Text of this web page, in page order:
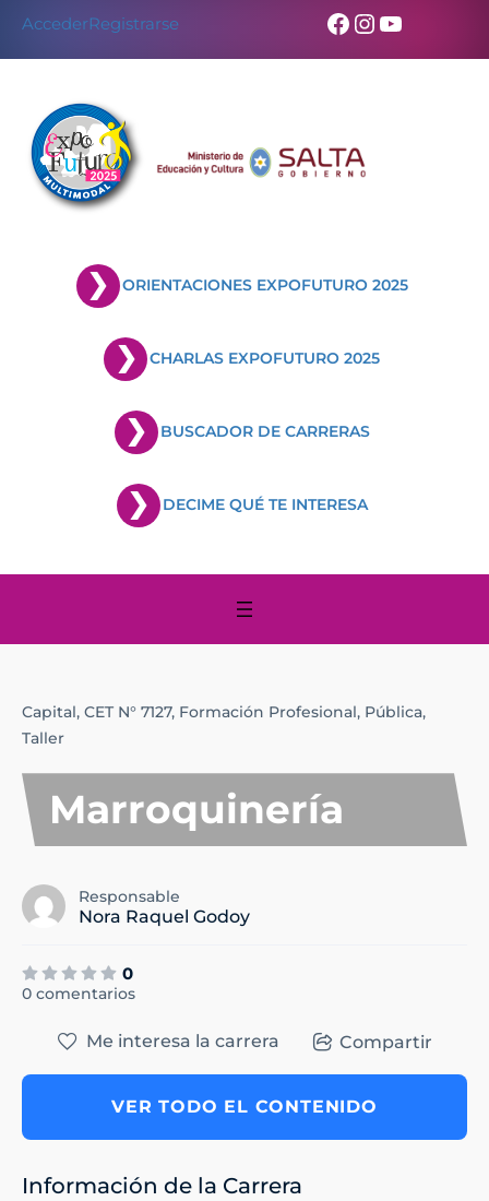
AccederRegistrarse Facebook
Instagram
YouTube
ORIENTACIONES EXPOFUTURO 2025
CHARLAS EXPOFUTURO 2025
BUSCADOR DE CARRERAS
DECIME QUÉ TE INTERESA
Capital, CET N° 7127, Formación Profesional, Pública,
Taller
Marroquinería
Responsable
Nora Raquel Godoy
0
0 comentarios
Me interesa la carrera Compartir
VER TODO EL CONTENIDO
Información de la Carrera